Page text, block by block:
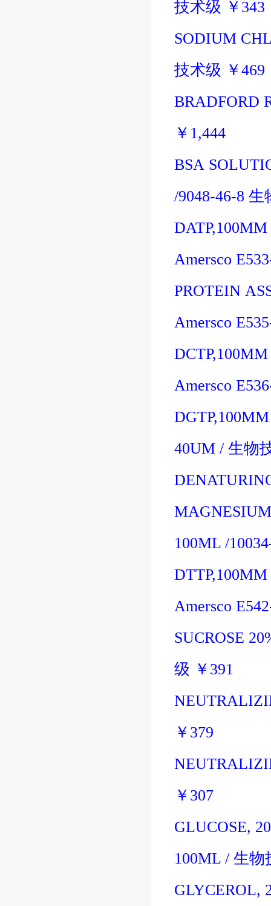
技术级 ￥ 343
SODIUM
技术级 ￥469
BRADFORD
￥ 1,444
BSA
/9048-46-8 生
Amersco
PROTEIN
Amersco
Amersco
40UM / 生物
100ML /
Amersco
SUCROSE
级 ￥ 391
￥ 379
￥ 307
GLUCOSE,
100ML / 生物
GLYCEROL,